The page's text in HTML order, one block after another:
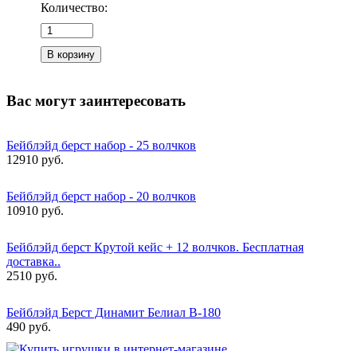
Количество:
Вас могут заинтересовать
Бейблэйд берст набор - 25 волчков
12910 руб.
Бейблэйд берст набор - 20 волчков
10910 руб.
Бейблэйд берст Крутой кейс + 12 волчков. Бесплатная
доставка..
2510 руб.
Бейблэйд Берст Динамит Белиал B-180
490 руб.